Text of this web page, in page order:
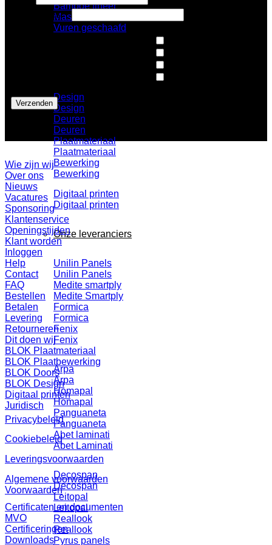
Bamboe fineer
Massief hout
Vuren geschaafd
Design
Design
Deuren
Deuren
Plaatmateriaal
Plaatmateriaal
Bewerking
Bewerking
Digitaal printen
Digitaal printen
Onze leveranciers
Unilin Panels
Unilin Panels
Medite smartply
Medite Smartply
Formica
Formica
Fenix
Fenix
Arpa
Arpa
Homapal
Homapal
Panguaneta
Panguaneta
Abet laminati
Abet Laminati
Decospan
Decospan
Leitopal
Leitopal
Reallook
Reallook
Pyrus panels
E-mailadres *
Wie zijn wij
Over ons
Nieuws
Vacatures
Sponsoring
Klantenservice
Openingstijden
Klant worden
Inloggen
Help
Contact
FAQ
Bestellen
Betalen
Levering
Retourneren
Dit doen wij
BLOK Plaatmateriaal
BLOK Plaatbewerking
BLOK Doors
BLOK Design
Digitaal printen
Juridisch
Privacybeleid
Cookiebeleid
Leveringsvoorwaarden
Algemene voorwaarden
Voorwaarden
Certificaten en documenten
MVO
Certificeringen
Downloads